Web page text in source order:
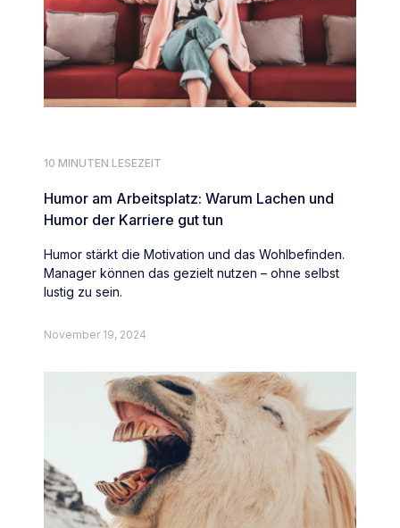
10 MINUTEN LESEZEIT
Humor am Arbeitsplatz: Warum Lachen und
Humor der Karriere gut tun
Humor stärkt die Motivation und das Wohlbefinden.
Manager können das gezielt nutzen – ohne selbst
lustig zu sein.
November 19, 2024